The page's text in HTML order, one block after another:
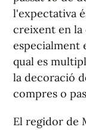
l'expectativa
creixent en la
especialment
qual es
la decoració
compres o
El regidor de